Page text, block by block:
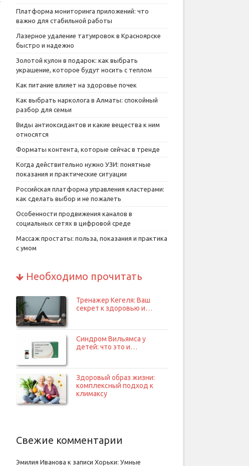
Платформа мониторинга приложений: что
важно для стабильной работы
Лазерное удаление татуировок в Красноярске
быстро и надежно
Золотой кулон в подарок: как выбрать
украшение, которое будут носить с теплом
Как питание влияет на здоровье почек
Как выбрать нарколога в Алматы: спокойный
разбор для семьи
Виды антиоксидантов и какие вещества к ним
относятся
Форматы контента, которые сейчас в тренде
Когда действительно нужно УЗИ: понятные
показания и практические ситуации
Российская платформа управления кластерами:
как сделать выбор и не пожалеть
Особенности продвижения каналов в
социальных сетях в цифровой среде
Массаж простаты: польза, показания и практика
с умом
Необходимо прочитать
Тренажер Кегеля: Ваш
секрет к здоровью и…
Синдром Вильямса у
детей: что это и…
Здоровый образ жизни:
комплексный подход к
климаксу
Свежие комментарии
Эмилия Иванова к записи Хорьки: Умные